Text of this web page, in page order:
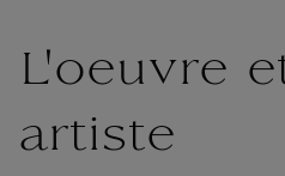
L'oeuvre
artiste